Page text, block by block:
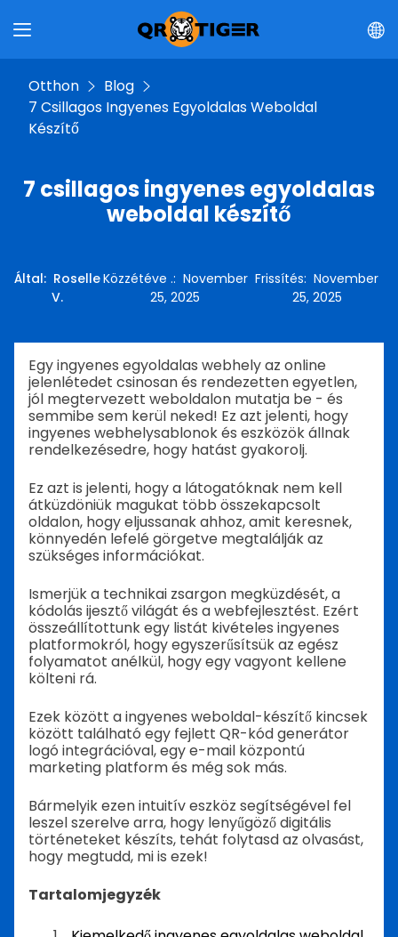
Otthon
Blog
7 Csillagos Ingyenes Egyoldalas Weboldal
Készítő
7 csillagos ingyenes egyoldalas
weboldal készítő
Által: Roselle
V.
Közzétéve .: November
25, 2025
Frissítés:November
25, 2025
Egy ingyenes egyoldalas webhely az online
jelenlétedet csinosan és rendezetten egyetlen,
jól megtervezett weboldalon mutatja be - és
semmibe sem kerül neked! Ez azt jelenti, hogy
ingyenes webhelysablonok és eszközök állnak
rendelkezésedre, hogy hatást gyakorolj.
Ez azt is jelenti, hogy a látogatóknak nem kell
átküzdöniük magukat több összekapcsolt
oldalon, hogy eljussanak ahhoz, amit keresnek,
könnyedén lefelé görgetve megtalálják az
szükséges információkat.
Ismerjük a technikai zsargon megküzdését, a
kódolás ijesztő világát és a webfejlesztést. Ezért
összeállítottunk egy listát kivételes ingyenes
platformokról, hogy egyszerűsítsük az egész
folyamatot anélkül, hogy egy vagyont kellene
költeni rá.
Ezek között a ingyenes weboldal-készítő kincsek
között található egy fejlett QR-kód generátor
logó integrációval, egy e-mail központú
marketing platform és még sok más.
Bármelyik ezen intuitív eszköz segítségével fel
leszel szerelve arra, hogy lenyűgöző digitális
történeteket készíts, tehát folytasd az olvasást,
hogy megtudd, mi is ezek!
Tartalomjegyzék